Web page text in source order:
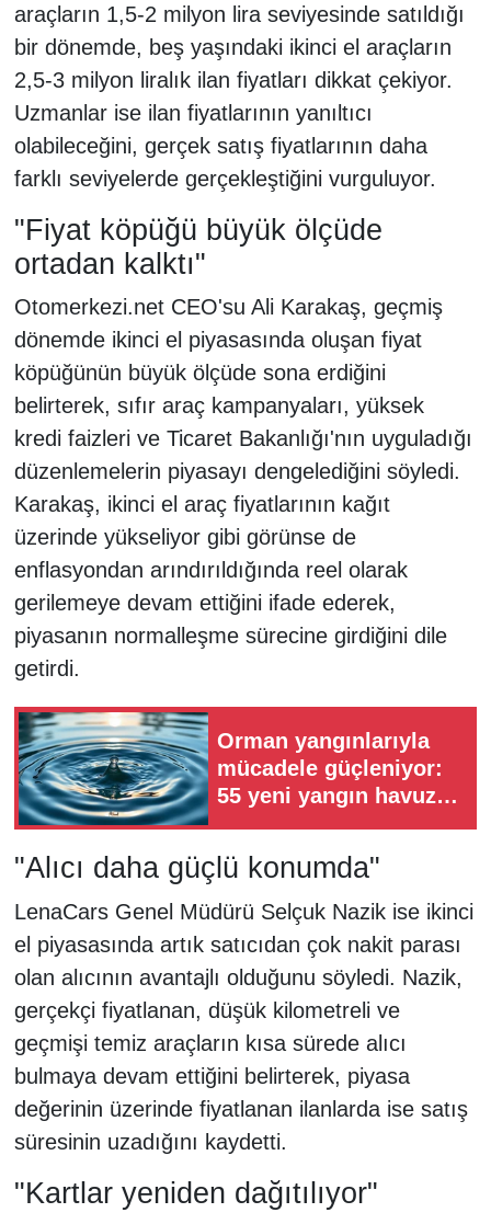
araçların 1,5-2 milyon lira seviyesinde satıldığı
bir dönemde, beş yaşındaki ikinci el araçların
2,5-3 milyon liralık ilan fiyatları dikkat çekiyor.
Uzmanlar ise ilan fiyatlarının yanıltıcı
olabileceğini, gerçek satış fiyatlarının daha
farklı seviyelerde gerçekleştiğini vurguluyor.
"Fiyat köpüğü büyük ölçüde
ortadan kalktı"
Otomerkezi.net CEO'su Ali Karakaş, geçmiş
dönemde ikinci el piyasasında oluşan fiyat
köpüğünün büyük ölçüde sona erdiğini
belirterek, sıfır araç kampanyaları, yüksek
kredi faizleri ve Ticaret Bakanlığı'nın uyguladığı
düzenlemelerin piyasayı dengelediğini söyledi.
Karakaş, ikinci el araç fiyatlarının kağıt
üzerinde yükseliyor gibi görünse de
enflasyondan arındırıldığında reel olarak
gerilemeye devam ettiğini ifade ederek,
piyasanın normalleşme sürecine girdiğini dile
getirdi.
Orman yangınlarıyla
mücadele güçleniyor:
55 yeni yangın havuzu
"Alıcı daha güçlü konumda"
LenaCars Genel Müdürü Selçuk Nazik ise ikinci
el piyasasında artık satıcıdan çok nakit parası
olan alıcının avantajlı olduğunu söyledi. Nazik,
gerçekçi fiyatlanan, düşük kilometreli ve
geçmişi temiz araçların kısa sürede alıcı
bulmaya devam ettiğini belirterek, piyasa
değerinin üzerinde fiyatlanan ilanlarda ise satış
süresinin uzadığını kaydetti.
"Kartlar yeniden dağıtılıyor"